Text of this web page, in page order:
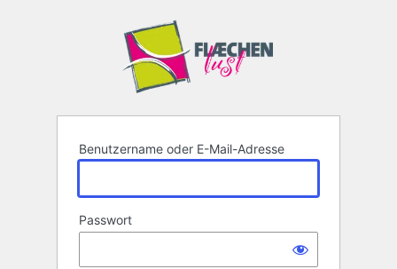
Benutzername oder E-Mail-Adresse
Passwort